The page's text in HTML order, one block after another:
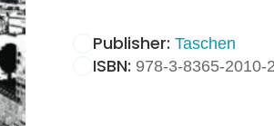
Publisher: Taschen
ISBN: 978-3-8365-2010-2